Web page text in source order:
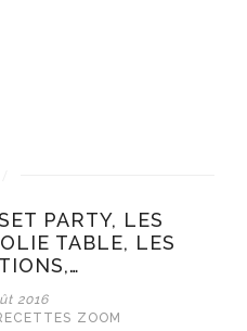
PARTY, LES
TABLE, LES
2016
ZOOM